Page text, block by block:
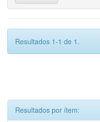
Resultados 1-1 de 1.
Resultados por ítem: